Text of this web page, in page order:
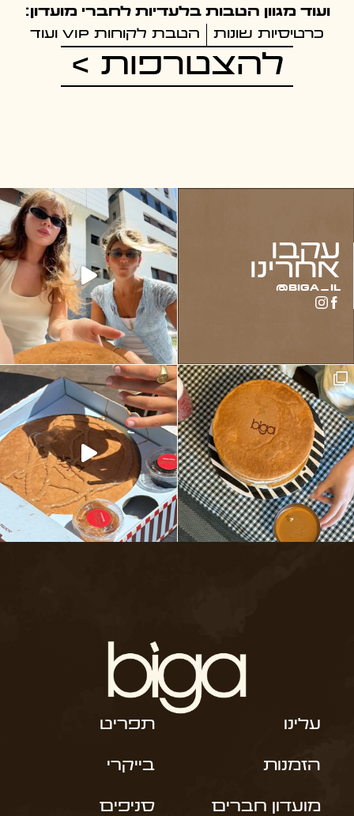
ועוד מגוון הטבות בלעדיות לחברי מועדון:
כרטיסיות שונות
הטבת לקוחות VIP ועוד
להצטרפות >
עקבו
אחרינו
biga_il@
It’s a Grab & Go
הפנקייק שלנו יותר טו בא
עלינו תפריט
הזמנות בייקרי
מועדון חברים סניפים